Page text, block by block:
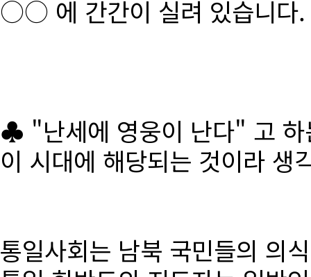
○○ 에 간간이 실려 있습니다.
♣ "난세에 영웅이 난다" 고 하
이 시대에 해당되는 것이라 생
통일사회는 남북 국민들의 의